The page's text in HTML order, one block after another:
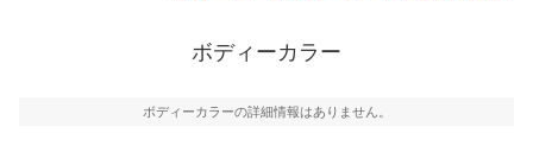
ボディーカラー
ボディーカラーの詳細情報はありません。